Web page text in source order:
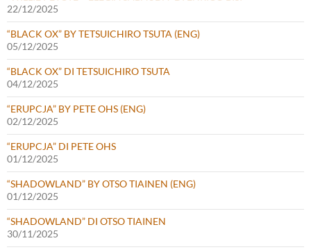
22/12/2025
“BLACK OX” BY TETSUICHIRO TSUTA (ENG)
05/12/2025
“BLACK OX” DI TETSUICHIRO TSUTA
04/12/2025
“ERUPCJA” BY PETE OHS (ENG)
02/12/2025
“ERUPCJA” DI PETE OHS
01/12/2025
“SHADOWLAND” BY OTSO TIAINEN (ENG)
01/12/2025
“SHADOWLAND” DI OTSO TIAINEN
30/11/2025